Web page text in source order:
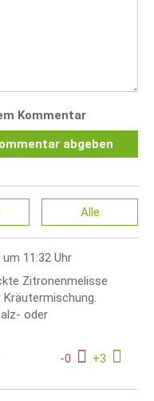
Kommentar
abgeben
Alle
11:32 Uhr
Zitronenmelisse
oder
-0 +3